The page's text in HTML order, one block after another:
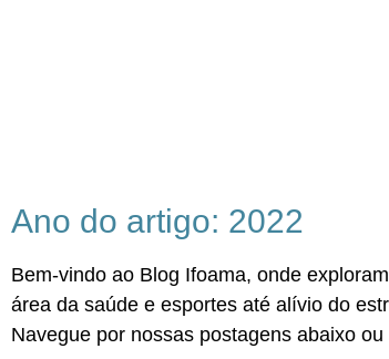
Ano do artigo: 2022
Bem-vindo ao Blog Ifoama, onde
área da saúde e esportes até alívio do
Navegue por nossas postagens abaixo